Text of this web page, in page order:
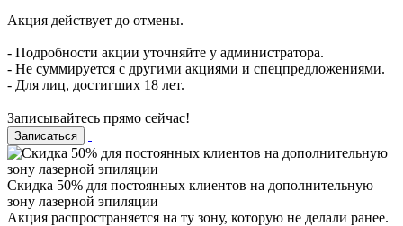
Акция действует до отмены.
- Подробности акции уточняйте у администратора.
- Не суммируется с другими акциями и спецпредложениями.
- Для лиц, достигших 18 лет.
Записывайтесь прямо сейчас!
Записаться
Cкидка 50% для постоянных клиентов на дополнительную
зону лазерной эпиляции
Акция распространяется на ту зону, которую не делали ранее.